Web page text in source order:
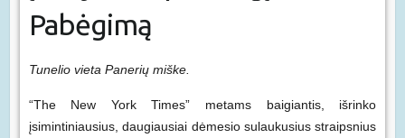
Pabėgimą
Tunelio vieta Panerių miške.
“The New York Times” metams baigiantis, išrinko
įsimintiniausius, daugiausiai dėmesio sulaukusius straipsnius